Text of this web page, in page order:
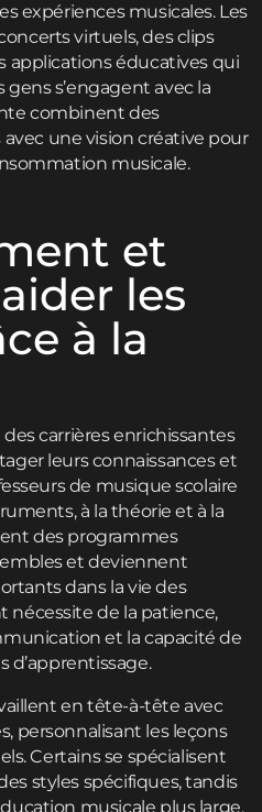
expériences musicales. Les
virtuels, des clips
applications éducatives qui
s’engagent avec la
combinent des
une vision créative pour
musicale.
et
les
à la
carrières enrichissantes
leurs connaissances et
de musique scolaire
à la théorie et à la
des programmes
et deviennent
dans la vie des
nécessite de la patience,
et la capacité de
d’apprentissage.
en tête-à-tête avec
personnalisant les leçons
Certains se spécialisent
styles spécifiques, tandis
musicale plus large.